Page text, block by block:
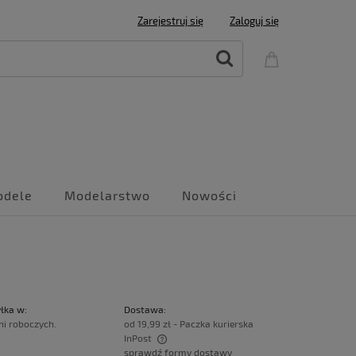
Zarejestruj się Zaloguj się
Modelarstwo Nowości
w:
roboczych.
Dostawa:
od 19,99 zł - Paczka kurierska
InPost
sprawdź formy dostawy